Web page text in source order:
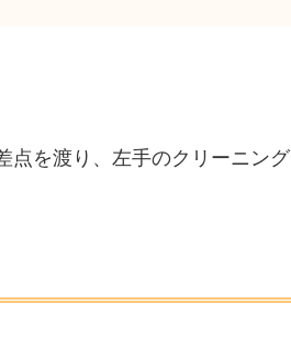
点を渡り、左手のクリーニング